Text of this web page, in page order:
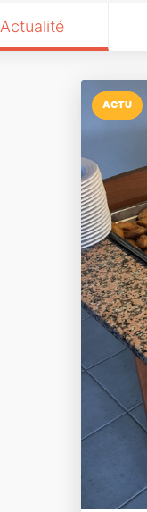
Actualité
ACTU